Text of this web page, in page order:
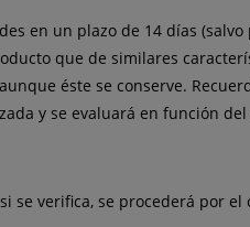
en un plazo de 14 días
que de similares
éste se conserve.
y se evaluará en función
se verifica, se procederá por el